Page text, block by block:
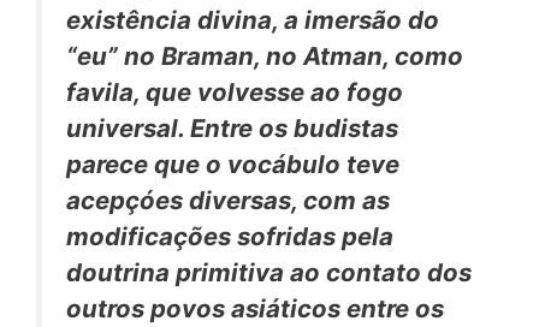
existência divina, a imersão do
“eu” no Braman, no Atman, como
favila, que volvesse ao fogo
universal. Entre os budistas
parece que o vocábulo teve
acepçóes diversas, com as
modificações sofridas pela
doutrina primitiva ao contato dos
outros povos asiáticos entre os